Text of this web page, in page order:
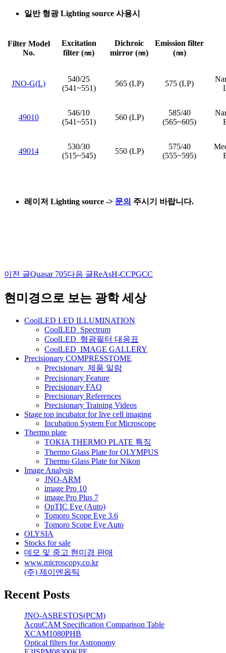
일반 형광 Lighting source 사용시
Filter Model
No.
Excitation
filter (㎚)
Dichroic
mirror (㎚)
Emission filter
(㎚)
JNO-G(L)
540/25
(541~551)
565 (LP) 575 (LP)
49010
546/10
(541~551)
560 (LP)
585/40
(565~605)
49014
530/30
(515~545)
550 (LP)
575/40
(555~595)
레이저 Lighting source -> 문의 주시기 바랍니다.
글
네
이전 글Quasar 705다음 글ReAsH-CCPGCC
현미경으로 보는 광학 세상
CoolLED LED ILLUMINATION
CoolLED_Spectrum
CoolLED_형광필터 대응표
CoolLED_IMAGE GALLERY
Precisionary COMPRESSTOME
Precisionary_제품 일람
Precisionary Feature
Precisionary FAQ
Precisionary References
Precisionary Training Videos
Stage top incubator for live cell imaging
Incubation System For Microscope
Thermo plate
TOKIA THERMO PLATE 특징
Thermo Glass Plate for OLYMPUS
Thermo Glass Plate for Nikon
Image Analysis
JNO-ARM
image Pro 10
image Pro Plus 7
OpTIC Eye (Auto)
Tomoro Scope Eye 3.6
Tomoro Scope Eye Auto
OLYSIA
Stocks for sale
데모 및 중고 현미경 판매
www.microscopy.co.kr
(주) 제이엔옵틱
Recent Posts
JNO-ASBESTOS(PCM)
AcquCAM Specification Comparison Table
XCAM1080PHB
Optical filters for Astronomy